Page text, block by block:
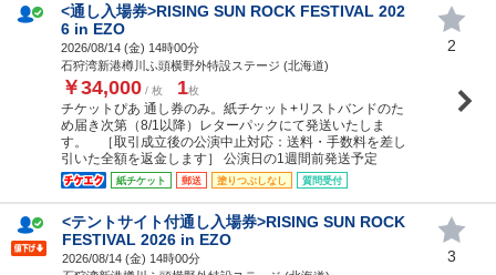
<通し入場券>RISING SUN ROCK FESTIVAL 202
6 in EZO
2026/08/14 (金) 14時00分
石狩湾新港樽川ふ頭横野外特設ステージ (北海道)
￥34,000 / 枚 1枚
チケットぴあ 通し券のみ。紙チケット+リストバンドのた
め届き次第（8/1以降）レターパックにて発送いたしま
す。 ［取引成立後の公演中止対応：送料・手数料を差し
引いた全額を返金します］ 公演日の1週間前発送予定
紙チケット 郵送 塗りつぶしなし 質問受付
2
<テントサイト付通し入場券>RISING SUN ROCK
FESTIVAL 2026 in EZO
2026/08/14 (金) 14時00分
3